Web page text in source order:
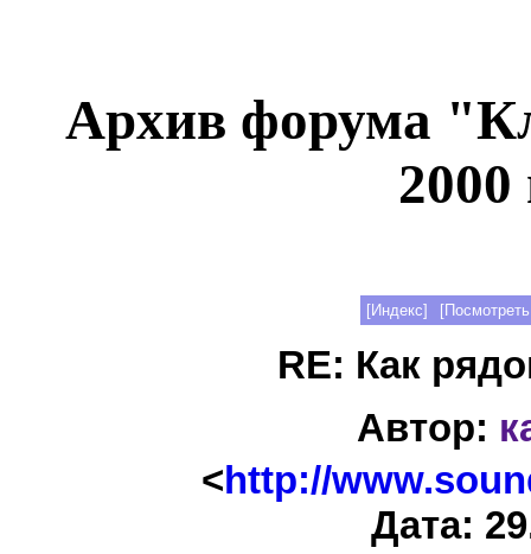
Архив форума
2000
[Индекс]
RE: Как
Автор:
<http://
Дата: